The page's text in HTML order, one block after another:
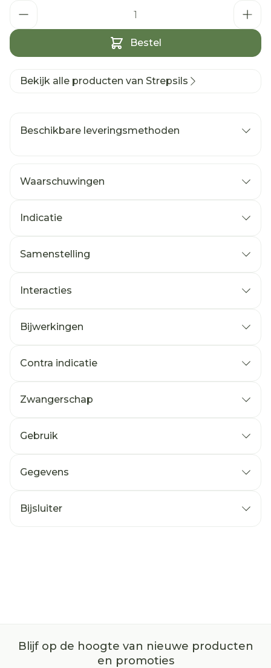
Bestel
Bekijk alle producten van Strepsils
Beschikbare leveringsmethoden
Waarschuwingen
Indicatie
Samenstelling
Interacties
Bijwerkingen
Contra indicatie
Zwangerschap
Gebruik
Gegevens
Bijsluiter
Blijf op de hoogte van nieuwe producten
en promoties